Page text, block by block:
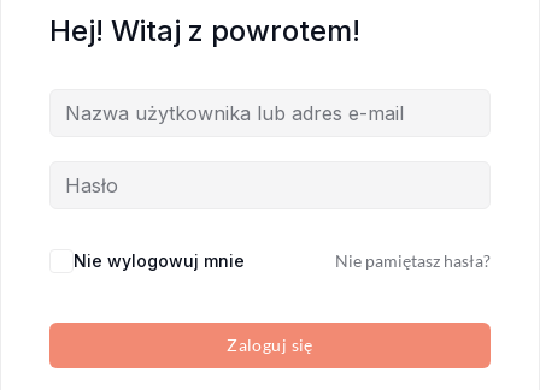
Hej! Witaj z powrotem!
Nie wylogowuj mnie Nie pamiętasz hasła?
Zaloguj się